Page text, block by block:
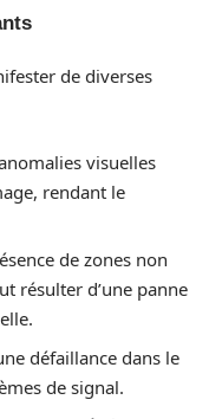
de diverses
visuelles
rendant le
de zones non
résulter d’une panne
défaillance dans le
de signal.